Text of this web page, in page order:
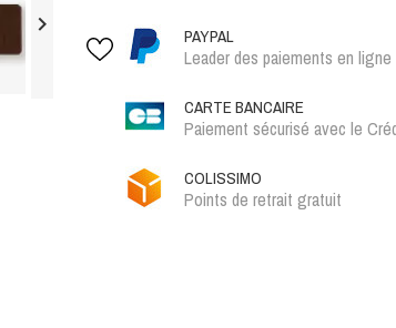
 PAYPAL
Leader des paiements en ligne
CARTE BANCAIRE
Paiement sécurisé avec le
COLISSIMO
Points de retrait gratuit